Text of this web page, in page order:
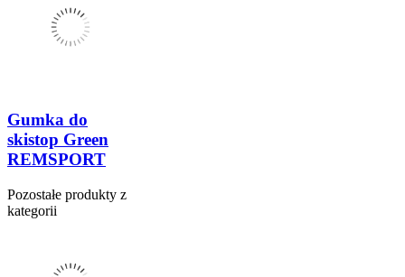
Gumka do
skistop Green
REMSPORT
Pozostałe produkty z
kategorii